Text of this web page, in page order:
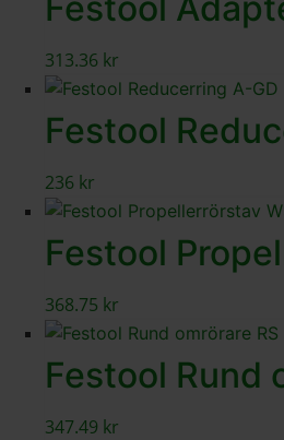
313.36 kr
Festool
236 kr
Festool
368.75 kr
Festool Rund
347.49 kr